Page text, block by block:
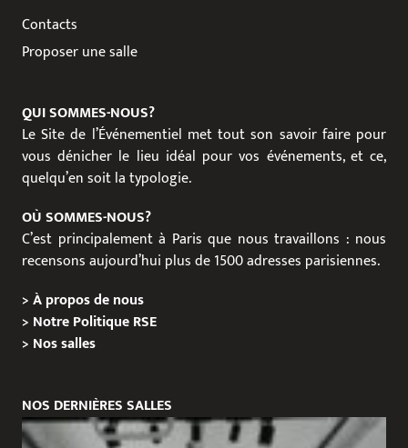
Contacts
Proposer une salle
QUI SOMMES-NOUS?
Le Site de l’Événementiel met tout son savoir faire pour
vous dénicher le lieu idéal pour vos événements, et ce,
quelqu’en soit la typologie.
OÙ SOMMES-NOUS?
C’est principalement à Paris que nous travaillons : nous
recensons aujourd’hui plus de 1500 adresses parisiennes.
>À propos de nous
> Notre Politique RSE
> Nos salles
NOS DERNIÈRES SALLES